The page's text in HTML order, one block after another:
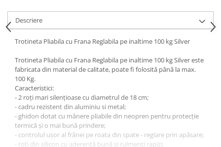
Stergatoare Parbriz
Suport Auto Ochelari
Suporti Numar Inmatriculare
Suporti Pahar Auto
Suporti Telefon Auto
Tetiera Auto
COVORASE AUTO
Covorase AUDI
Covorase BMW
Descriere
Trotineta Pliabila cu Frana Reglabila pe inaltime 100 kg Silver
Trotineta Pliabila cu Frana Reglabila pe inaltime 100 kg Silver este
fabricata din material de calitate, poate fi folosită până la max.
100 Kg.
Caracteristici:
- 2 roți mari silențioase cu diametrul de 18 cm;
- cadru rezistent din aluminiu si metal;
- ghidon dotat cu mânere pliabile din neopren pentru protecţie
termică şi o mai bună prindere;
- controlul ușor al frânei pe roata din spate - reglare prin apăsare;
- roți din silicon cu aderență bună si rulmenti rapizi;